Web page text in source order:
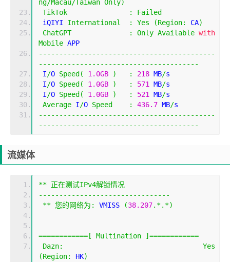
ng/Macau/Taiwan Only)
TikTok
:
Failed
iQIYI International : Yes (Region: CA)
ChatGPT
: Only Available with
Mobile APP
-------------------------------------------
---------------------------------------
I/O Speed ( 1.0GB ) : 218 MB/s
I/O Speed ( 1.0GB ) : 571 MB/s
I/O Speed ( 1.0GB ) : 521 MB/s
Average I/O Speed : 436.7 MB/s
-------------------------------------------
---------------------------------------
流媒体
** 正在测试IPv4解锁情况
--------------------------------
** 您的网络为: VMISS (38.207.*.*)
============[ Multination
]============
Dazn:
Yes
(Region: HK)